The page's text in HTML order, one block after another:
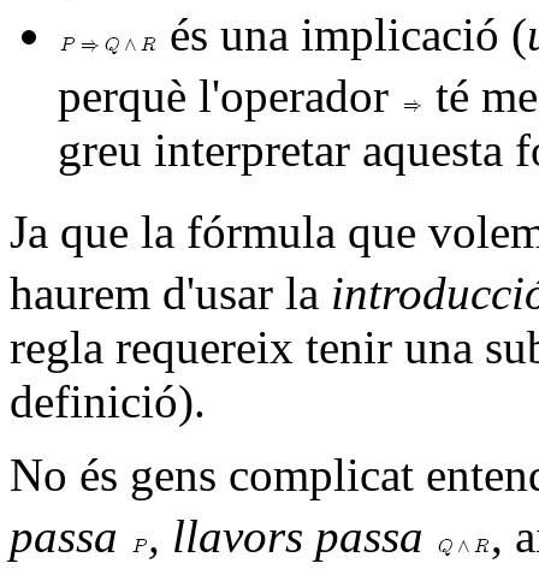
és una implicació (
perquè l'operador
té
greu interpretar aquesta
Ja que la fórmula que
haurem d'usar la
regla requereix tenir una
definició).
No és gens complicat
passa
, llavors passa
,